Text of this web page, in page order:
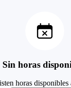
Sin horas
horas disponibles